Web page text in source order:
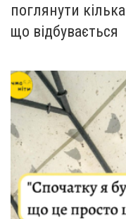
поглянути
що відбувається